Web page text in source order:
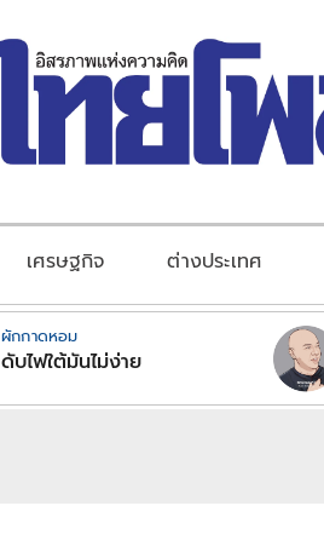
เศรษฐกิจ ต่างประเทศ
ผักกาดหอม
ดับไฟใต้มันไม่ง่าย